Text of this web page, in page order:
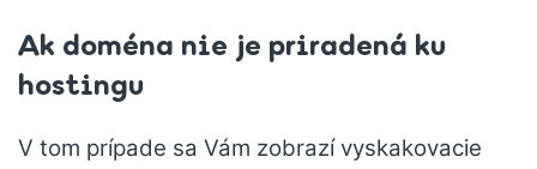
Ak doména nie je priradená ku
hostingu
V tom prípade sa Vám zobrazí vyskakovacie